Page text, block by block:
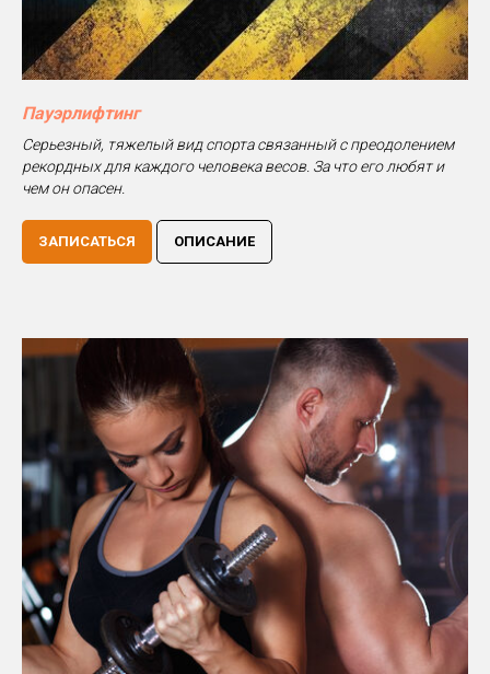
Пауэрлифтинг
Серьезный, тяжелый вид спорта связанный с преодолением
рекордных для каждого человека весов. За что его любят и
чем он опасен.
ЗАПИСАТЬСЯ ОПИСАНИЕ